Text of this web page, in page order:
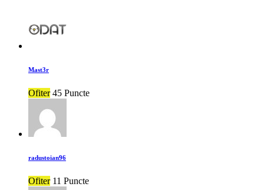
Mast3r
Ofiter 45 Puncte
radustoian96
Ofiter 11 Puncte